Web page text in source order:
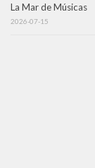
La Mar de Músicas
2026-07-15